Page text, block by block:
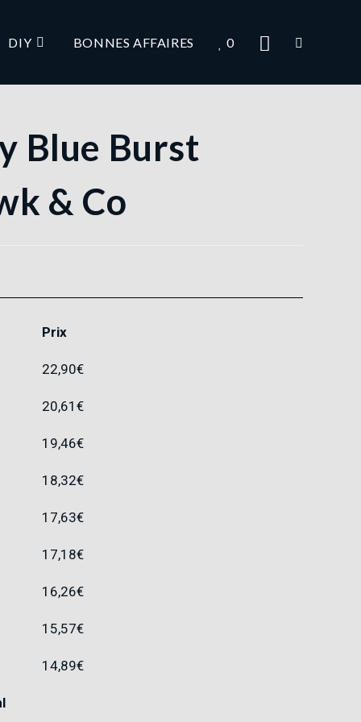
DIY BONNES AFFAIRES 0
Blue Burst
& Co
Prix
22,90€
20,61 €
19,46€
18,32€
17,63€
17,18€
16,26€
15,57€
14,89€